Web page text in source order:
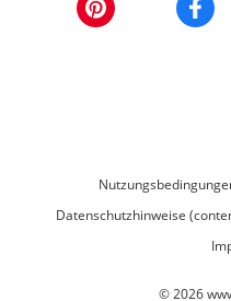
Datenschutzhinweise
© 2026